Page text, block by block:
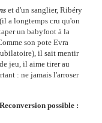
et d'un sanglier, Ribéry
a longtemps cru qu'on
un babyfoot à la
son pote Evra
il sait mentir
jeu, il aime tirer au
: ne jamais l'arroser
Reconversion possible :